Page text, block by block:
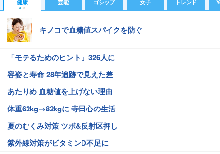
健康 芸能 ゴシップ 女子 トレンド
キノコで血糖値スパイクを防ぐ
「モテるためのヒント」326人に
容姿と寿命 28年追跡で見えた差
あたりめ 血糖値を上げない理由
体重62kg→82kgに 寺田心の生活
夏のむくみ対策 ツボ&反射区押し
紫外線対策がビタミンD不足に